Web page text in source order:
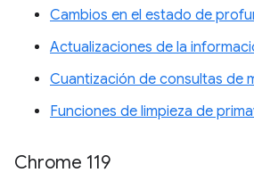
Cambios en el estado de
Actualizaciones de la
Cuantización de consultas de
Funciones de limpieza de
Chrome 119